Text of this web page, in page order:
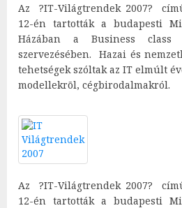
Az ?IT-Világtrendek 2007?
12-én tartották a budapesti
Házában a Business
szervezésében. Hazai és
tehetségek szóltak az IT elmúlt
modellekrõl, cégbirodalmakról.
Az ?IT-Világtrendek 2007?
12-én tartották a budapesti